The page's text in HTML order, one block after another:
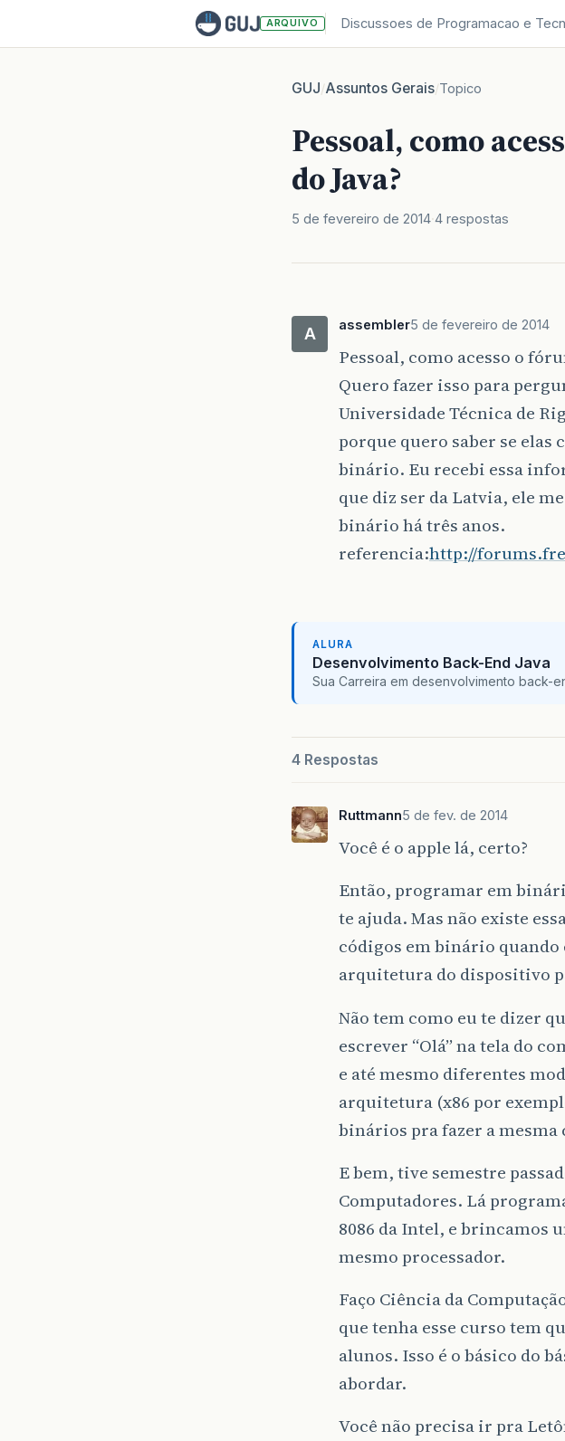
ARQUIVO Discussoes de Programacao e
GUJ/Assuntos Gerais/Topico
Pessoal, como
do Java?
5 de fevereiro de 2014 4 respostas
A assembler5 de fevereiro de 2014
Pessoal, como acesso o
Quero fazer isso para
Universidade Técnica de
porque quero saber se
binário. Eu recebi essa
que diz ser da Latvia, ele
binário há três anos.
referencia:http://
ALURA
Desenvolvimento Back-End Java
Sua Carreira em desenvolvimento back-
4 Respostas
Ruttmann5 de fev. de 2014
Você é o apple lá, certo?
Então, programar em
te ajuda. Mas não existe
códigos em binário
arquitetura do dispositivo
Não tem como eu te dizer
escrever “Olá” na tela do
e até mesmo diferentes
arquitetura (x86 por
binários pra fazer a mesma
E bem, tive semestre
Computadores. Lá
8086 da Intel, e brincamos
mesmo processador.
Faço Ciência da
que tenha esse curso tem
alunos. Isso é o básico do
abordar.
Você não precisa ir pra